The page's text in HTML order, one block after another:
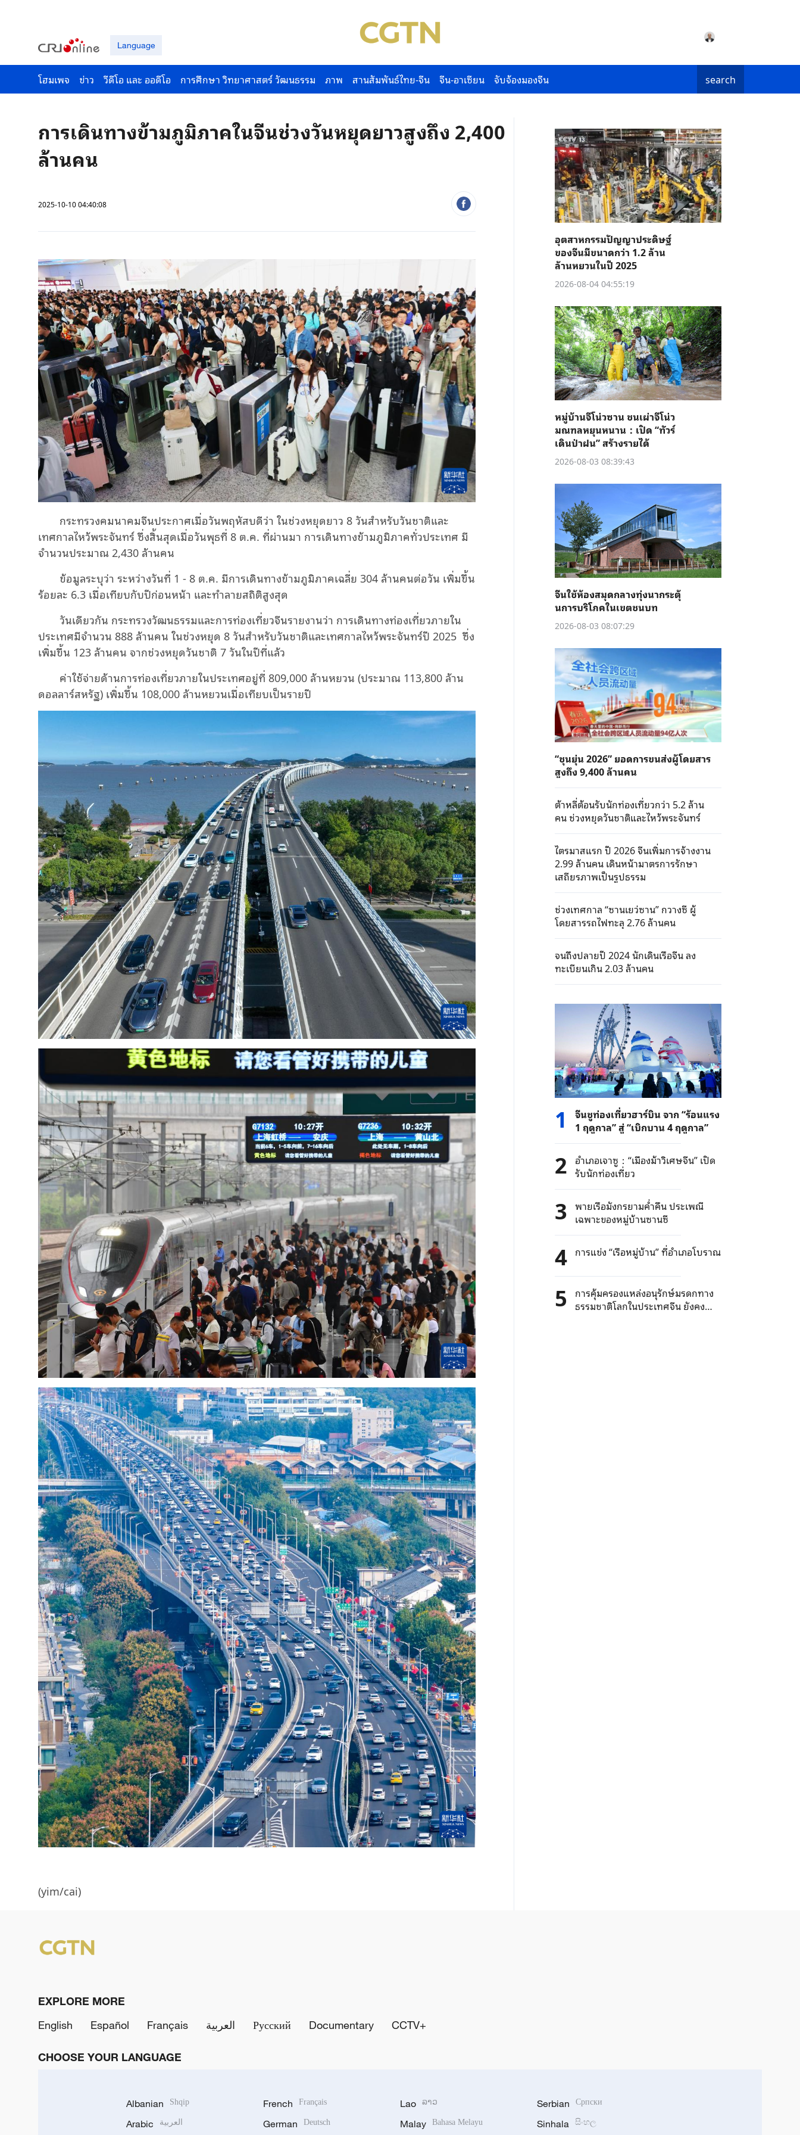
Language
โฮมเพจ ข่าว วีดีโอ และ ออดีโอ การศึกษา วิทยาศาสตร์ วัฒนธรรม ภาพ สานสัมพันธ์ไทย-จีน จีน-อาเซียน จับจ้องมองจีน search
การเดินทางข้ามภูมิภาคในจีนช่วงวันหยุดยาวสูงถึง 2,400
ล้านคน
2025-10-10 04:40:08
กระทรวงคมนาคมจีนประกาศเมื่อวันพฤหัสบดีว่า ในช่วงหยุดยาว 8 วันสำหรับวันชาติและ
เทศกาลไหว้พระจันทร์ ซึ่งสิ้นสุดเมื่อวันพุธที่ 8 ต.ค. ที่ผ่านมา การเดินทางข้ามภูมิภาคทั่วประเทศ มี
จำนวนประมาณ 2,430 ล้านคน
ข้อมูลระบุว่า ระหว่างวันที่ 1 - 8 ต.ค. มีการเดินทางข้ามภูมิภาคเฉลี่ย 304 ล้านคนต่อวัน เพิ่มขึ้น
ร้อยละ 6.3 เมื่อเทียบกับปีก่อนหน้า และทำลายสถิติสูงสุด
วันเดียวกัน กระทรวงวัฒนธรรมและการท่องเที่ยวจีนรายงานว่า การเดินทางท่องเที่ยวภายใน
ประเทศมีจำนวน 888 ล้านคน ในช่วงหยุด 8 วันสำหรับวันชาติและเทศกาลไหว้พระจันทร์ปี 2025 ซึ่ง
เพิ่มขึ้น 123 ล้านคน จากช่วงหยุดวันชาติ 7 วันในปีที่แล้ว
ค่าใช้จ่ายด้านการท่องเที่ยวภายในประเทศอยู่ที่ 809,000 ล้านหยวน (ประมาณ 113,800 ล้าน
ดอลลาร์สหรัฐ) เพิ่มขึ้น 108,000 ล้านหยวนเมื่อเทียบเป็นรายปี
(yim/cai)
อุตสาหกรรมปัญญาประดิษฐ์
ของจีนมีขนาดกว่า 1.2 ล้าน
ล้านหยวนในปี 2025
2026-08-04 04:55:19
หมู่บ้านจีโน่วซาน ชนเผ่าจีโน่ว
มณฑลหยุนหนาน：เปิด “ทัวร์
เดินป่าฝน” สร้างรายได้
2026-08-03 08:39:43
จีนใช้ห้องสมุดกลางทุ่งนากระตุ้
นการบริโภคในเขตชนบท
2026-08-03 08:07:29
“ชุนยุ่น 2026” ยอดการขนส่งผู้โดยสาร
สูงถึง 9,400 ล้านคน
ต้าหลี่ต้อนรับนักท่องเที่ยวกว่า 5.2 ล้าน
คน ช่วงหยุดวันชาติและไหว้พระจันทร์
ไตรมาสแรก ปี 2026 จีนเพิ่มการจ้างงาน
2.99 ล้านคน เดินหน้ามาตรการรักษา
เสถียรภาพเป็นรูปธรรม
ช่วงเทศกาล “ซานเยว่ซาน” กวางซี ผู้
โดยสารรถไฟทะลุ 2.76 ล้านคน
จนถึงปลายปี 2024 นักเดินเรือจีน ลง
ทะเบียนเกิน 2.03 ล้านคน
1
จีนชูท่องเที่ยวฮาร์บิน จาก “ร้อนแรง
1 ฤดูกาล” สู่ “เบิกบาน 4 ฤดูกาล”
2 อำเภอเจาซู：“เมืองม้าวิเศษจีน” เปิด
รับนักท่องเที่ยว
3 พายเรือมังกรยามค่ำคืน ประเพณี
เฉพาะของหมู่บ้านซานซี
4 การแข่ง “เรือหมู่บ้าน” ที่อำเภอโบราณ
5
การคุ้มครองแหล่งอนุรักษ์มรดกทาง
ธรรมชาติโลกในประเทศจีน ยังคง
EXPLORE MORE
English
Español Français العربية Русский Documentary CCTV+
CHOOSE YOUR LANGUAGE
Albanian Shqip
Arabic العربية
French Français
German Deutsch
Lao ລາວ
Malay Bahasa Melayu
Serbian Српски
Sinhala සිංහල